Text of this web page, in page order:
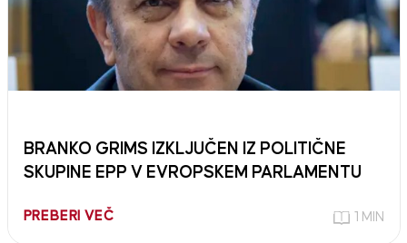
BRANKO GRIMS IZKLJUČEN IZ POLITIČNE
SKUPINE EPP V EVROPSKEM PARLAMENTU
PREBERI VEČ 1 MIN